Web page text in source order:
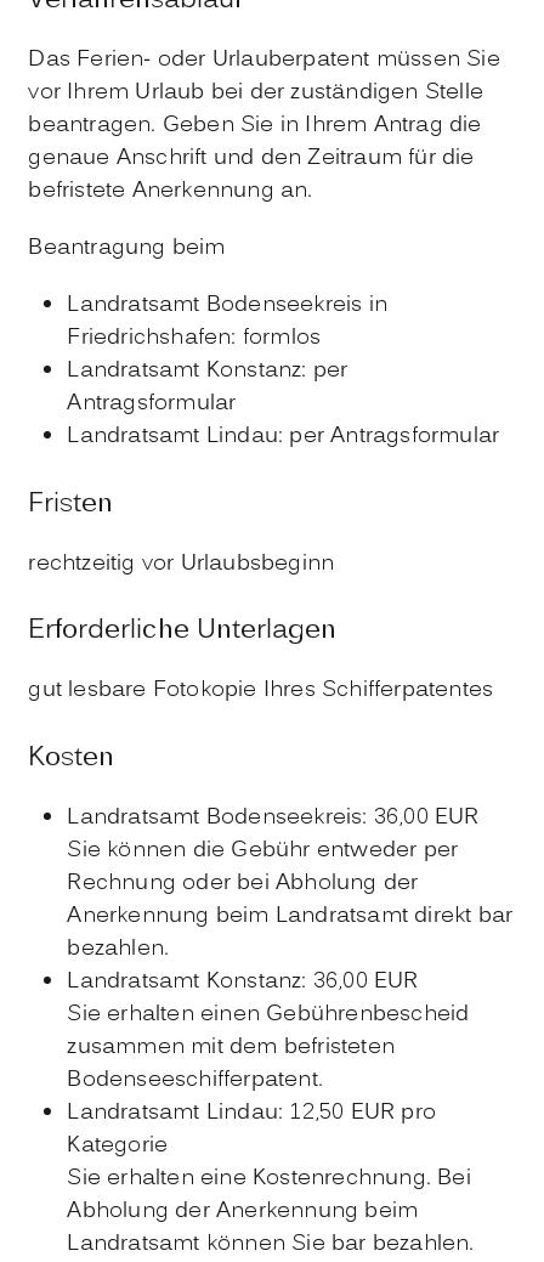
Das Ferien- oder Urlauberpatent müssen Sie
vor Ihrem Urlaub bei der zuständigen Stelle
beantragen. Geben Sie in Ihrem Antrag die
genaue Anschrift und den Zeitraum für die
befristete Anerkennung an.
Beantragung beim
Landratsamt Bodenseekreis in
Friedrichshafen: formlos
Landratsamt Konstanz: per
Antragsformular
Landratsamt Lindau: per Antragsformular
Fristen
rechtzeitig vor Urlaubsbeginn
Erforderliche Unterlagen
gut lesbare Fotokopie Ihres Schifferpatentes
Kosten
Landratsamt Bodenseekreis: 36,00 EUR
Sie können die Gebühr entweder per
Rechnung oder bei Abholung der
Anerkennung beim Landratsamt direkt bar
bezahlen.
Landratsamt Konstanz: 36,00 EUR
Sie erhalten einen Gebührenbescheid
zusammen mit dem befristeten
Bodenseeschifferpatent.
Landratsamt Lindau: 12,50 EUR pro
Kategorie
Sie erhalten eine Kostenrechnung. Bei
Abholung der Anerkennung beim
Landratsamt können Sie bar bezahlen.